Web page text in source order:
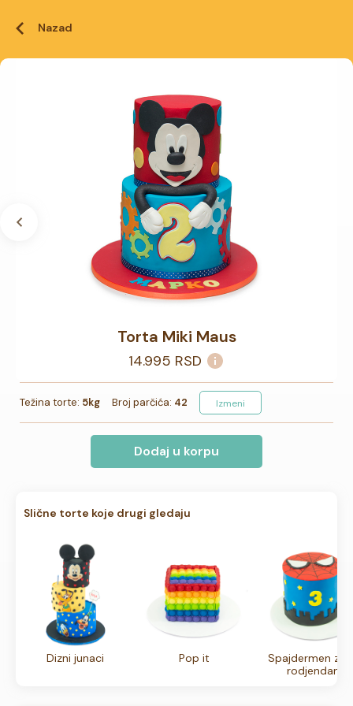
Nazad
Torta Miki Maus
14.995 RSD
Težina torte: 5kg Broj parčića: 42 Izmeni
Dodaj u korpu
Slične torte koje drugi gledaju
Dizni junaci Pop it
Spajdermen za
rodjendan